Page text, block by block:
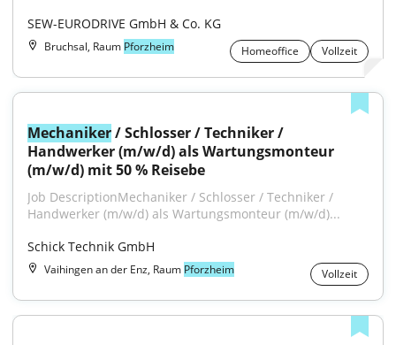
SEW-EURODRIVE GmbH & Co. KG
Bruchsal, Raum Pforzheim Homeoffice Vollzeit
Mechaniker / Schlosser / Techniker /
Handwerker (m/w/d) als Wartungsmonteur
(m/w/d) mit 50 % Reisebe
Job DescriptionMechaniker / Schlosser / Techniker /
Handwerker (m/w/d) als Wartungsmonteur (m/w/d)...
Schick Technik GmbH
Vaihingen an der Enz, Raum Pforzheim Vollzeit